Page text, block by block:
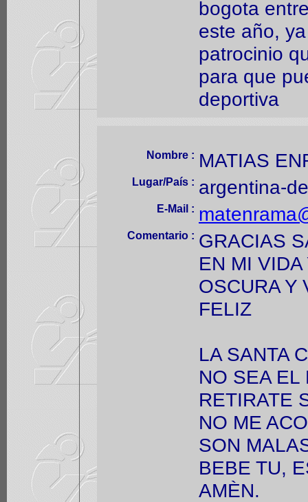
bogota
este año,
patrocinio
para que
deportiva
Nombre : MATIAS
Lugar/País : argentina-
E-Mail :
Comentario : GRACIAS
EN MI
OSCURA Y
FELIZ
LA SANTA
NO SEA EL
RETIRATE
NO ME
SON
BEBE TU,
AMÈN.